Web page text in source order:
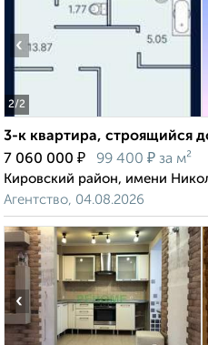
2/2
‹
3-к квартира, строящийся
7 060 000 ₽ 99 400 ₽ за м²
Кировский район, имени
Агентство, 04.08.2026
‹